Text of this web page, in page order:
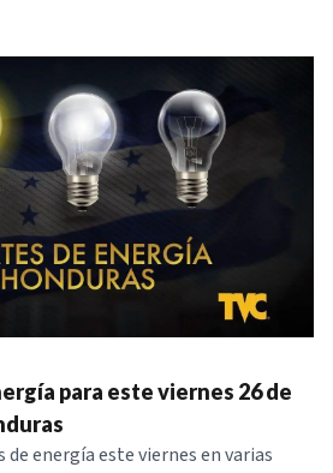
para este viernes 26 de
de energía este viernes en varias